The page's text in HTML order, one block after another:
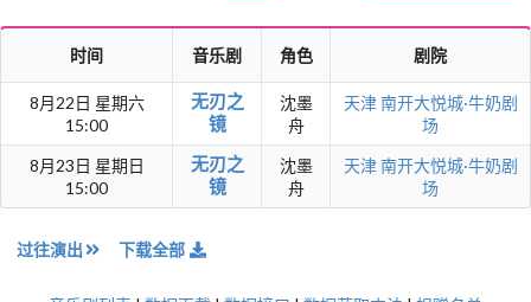
时间 音乐剧 角色 剧院
8月22日 星期六
15:00
无刃之
镜
沈墨
舟
天津南开大悦城·牛奶剧
场
8月23日 星期日
15:00
无刃之
镜
沈墨
舟
天津南开大悦城·牛奶剧
场
过往演出 下载全部